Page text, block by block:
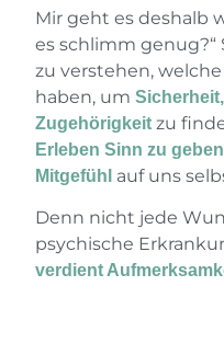
Mir geht es deshalb
es schlimm
zu verstehen,
haben, um
Zugehörigkeit zu
Erleben Sinn zu geben
Mitgefühl auf uns
Denn nicht jede
psychische
verdient